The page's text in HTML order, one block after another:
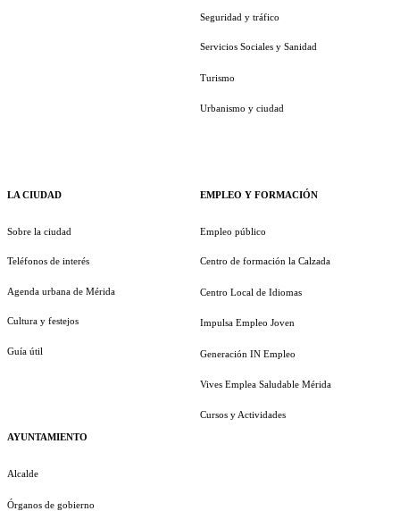
LA CIUDAD
Sobre la ciudad
Teléfonos de interés
Agenda urbana de Mérida
Cultura y festejos
Guía útil
AYUNTAMIENTO
Alcalde
Órganos de gobierno
Seguridad y tráfico
Servicios Sociales y Sanidad
Turismo
Urbanismo y ciudad
EMPLEO Y FORMACIÓN
Empleo público
Centro de formación la Calzada
Centro Local de Idiomas
Impulsa Empleo Joven
Generación IN Empleo
Vives Emplea Saludable Mérida
Cursos y Actividades